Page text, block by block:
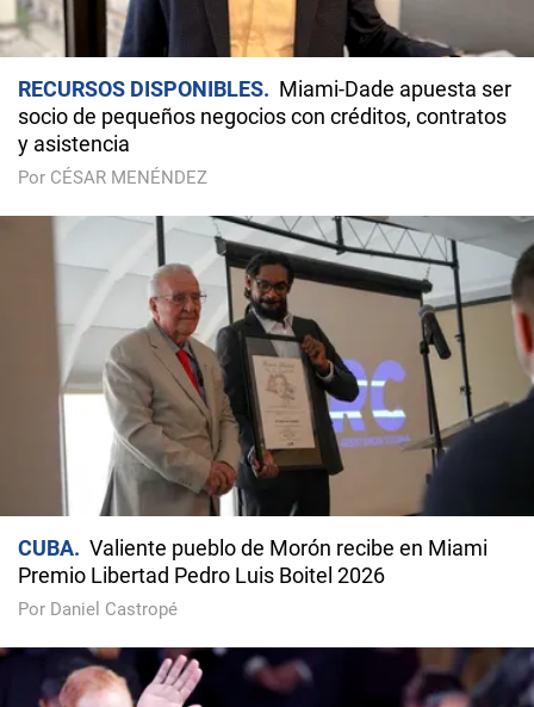
RECURSOS DISPONIBLES
Miami-Dade apuesta ser
socio de pequeños negocios con créditos, contratos
y asistencia
Por CÉSAR MENÉNDEZ
CUBA
Valiente pueblo de Morón recibe en Miami
Premio Libertad Pedro Luis Boitel 2026
Por Daniel Castropé